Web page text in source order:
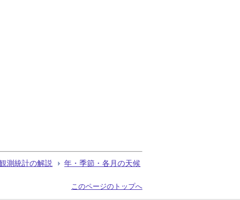
測統計の解説 年・季節・各月の天候
このページのトップへ